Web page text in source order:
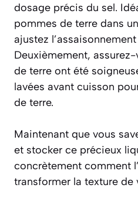
dosage précis du sel.
pommes de terre dans
ajustez
Deuxièmement,
de terre ont été
lavées avant cuisson
de terre.
Maintenant que vous
et stocker ce précieux
concrètement comment
transformer la texture de